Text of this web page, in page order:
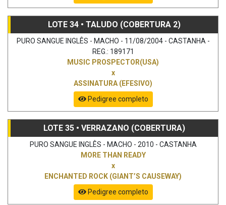
LOTE 34 • TALUDO (COBERTURA 2)
PURO SANGUE INGLÊS - MACHO - 11/08/2004 - CASTANHA -
REG.: 189171
MUSIC PROSPECTOR(USA)
x
ASSINATURA (EFESIVO)
Pedigree completo
LOTE 35 • VERRAZANO (COBERTURA)
PURO SANGUE INGLÊS - MACHO - 2010 - CASTANHA
MORE THAN READY
x
ENCHANTED ROCK (GIANT’S CAUSEWAY)
Pedigree completo